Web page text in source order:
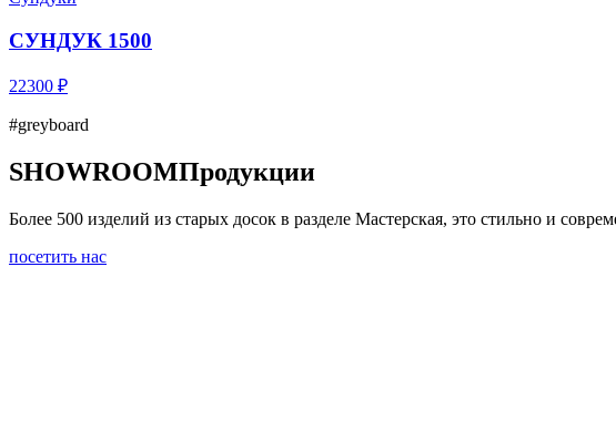
СУНДУК 1500
22300 ₽
#greyboard
SHOWROOMПродукции
Более 500 изделий из старых досок в разделе Мастерская, это стильно и
посетить нас